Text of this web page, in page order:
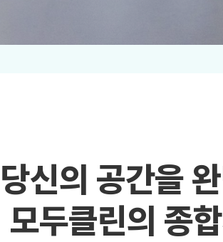
당신의 공간을
모두클린의 종